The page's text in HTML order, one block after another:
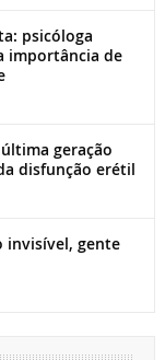
psicóloga
importância de
geração
disfunção erétil
invisível, gente